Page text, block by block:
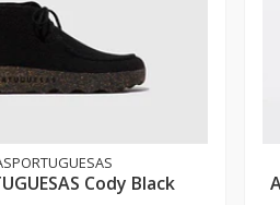
Cody Black